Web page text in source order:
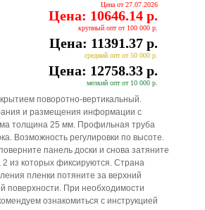
Цена от 27.07.2026
Цена: 10646.14 р.
крупный опт от 100 000 р.
Цена: 11391.37 р.
средний опт от 50 000 р.
Цена: 12758.33 р.
мелкий опт от 10 000 р.
поворотно-вертикальный.
и размещения информации с
толщина 25 мм. Профильная труба
Возможность регулировки по высоте.
панель доски и снова затяните
из которых фиксируются. Страна
пленки потяните за верхний
поверхности. При необходимости
ознакомиться с инструкцией